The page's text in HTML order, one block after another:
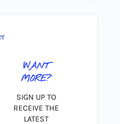
WANT
MORE?
SIGN UP TO
RECEIVE THE
LATEST